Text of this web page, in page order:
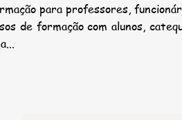
para professores,
de formação com alunos,